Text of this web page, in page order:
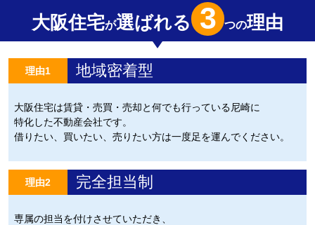
大阪住宅が選ばれる 3 つの理由
理由1 地域密着型
大阪住宅は賃貸・売買・売却と何でも行っている尼崎に
特化した不動産会社です。
借りたい、買いたい、売りたい方は一度足を運んでください。
理由2 完全担当制
専属の担当を付けさせていただき、